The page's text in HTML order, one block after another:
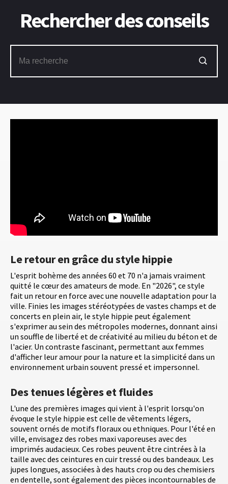
Le retour en grâce du style hippie
L'esprit bohème des années 60 et 70 n'a jamais vraiment
quitté le cœur des amateurs de mode. En "2026", ce style
fait un retour en force avec une nouvelle adaptation pour la
ville. Finies les images stéréotypées de vastes champs et de
concerts en plein air, le style hippie peut également
s'exprimer au sein des métropoles modernes, donnant ainsi
un souffle de liberté et de créativité au milieu du béton et de
l'acier. Un contraste fascinant, permettant aux femmes
d'afficher leur amour pour la nature et la simplicité dans un
environnement urbain souvent pressé et impersonnel.
Des tenues légères et fluides
L'une des premières images qui vient à l'esprit lorsqu'on
évoque le style hippie est celle de vêtements légers,
souvent ornés de motifs floraux ou ethniques. Pour l'été en
ville, envisagez des robes maxi vaporeuses avec des
imprimés audacieux. Ces robes peuvent être cintrées à la
taille avec des ceintures en cuir tressé ou des bandeaux. Les
jupes longues, associées à des hauts crop ou des chemisiers
en dentelle, sont également des pièces incontournables de
Rechercher des conseils